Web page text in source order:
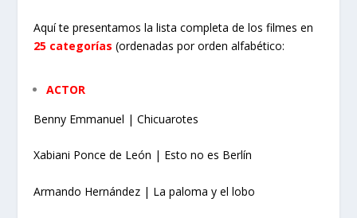
Aquí te presentamos la lista completa de los filmes en
25 categorías (ordenadas por orden alfabético:
ACTOR
Benny Emmanuel | Chicuarotes
Xabiani Ponce de León | Esto no es Berlín
Armando Hernández | La paloma y el lobo